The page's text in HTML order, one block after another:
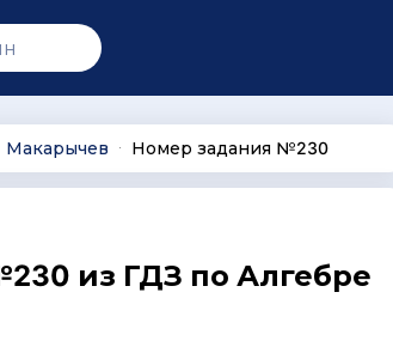
Макарычев ∙ Номер задания №230
из ГДЗ по Алгебре